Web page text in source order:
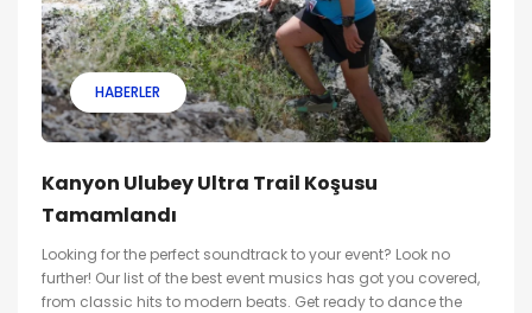
HABERLER
Kanyon Ulubey Ultra Trail Koşusu
Tamamlandı
Looking for the perfect soundtrack to your event? Look no
further! Our list of the best event musics has got you covered,
from classic hits to modern beats. Get ready to dance the